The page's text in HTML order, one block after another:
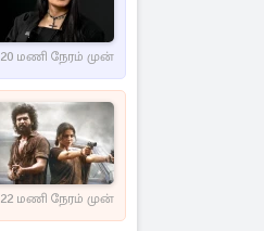
20 மணி நேரம் முன்
22 மணி நேரம் முன்